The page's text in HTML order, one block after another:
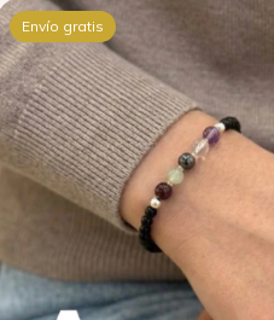
Envío gratis